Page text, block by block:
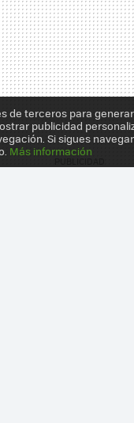
de terceros para
publicidad
Si sigues
Más información